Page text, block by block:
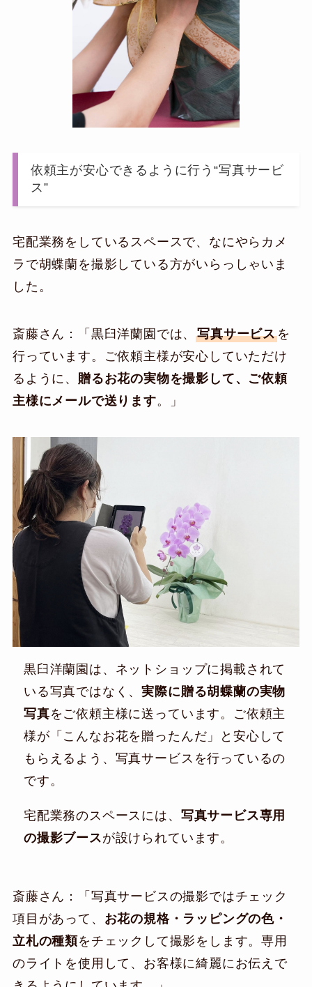
依頼主が安心できるように行う“写真サービ
ス”
宅配業務をしているスペースで、なにやらカメ
ラで胡蝶蘭を撮影している方がいらっしゃいま
した。
斎藤さん：「黒臼洋蘭園では、写真サービスを
行っています。ご依頼主様が安心していただけ
るように、 贈るお花の実物を撮影して、ご依頼
主様にメールで送ります。」
黒臼洋蘭園は、ネットショップに掲載されて
いる写真ではなく、実際に贈る胡蝶蘭の実物
写真をご依頼主様に送っています。ご依頼主
様が「こんなお花を贈ったんだ」と安心して
もらえるよう、写真サービスを行っているの
です。
宅配業務のスペースには、 写真サービス専用
の撮影ブースが設けられています。
斎藤さん：「写真サービスの撮影ではチェック
項目があって、 お花の規格・ラッピングの色・
立札の種類をチェックして撮影をします。専用
のライトを使用して、お客様に綺麗にお伝えで